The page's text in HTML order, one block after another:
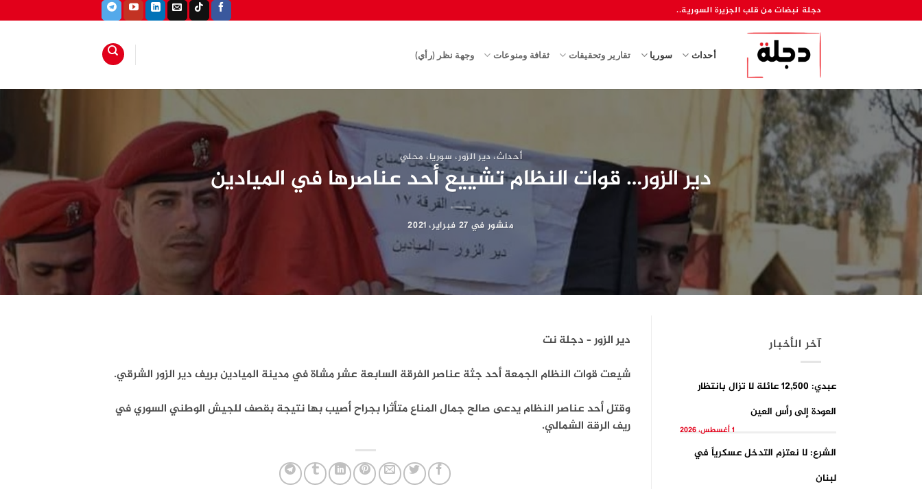
للمحتوى
دجلة نبضات من قلب الجزيرة السورية..
أحداث سوريا تقارير وتحقيقات ثقافة ومنوعات وجهة نظر (رأي)
أحداث،دير الزور، سوريا، محلي
دير الزور… قوات النظام تشييع أحد عناصرها في الميادين
منشور في 27 فبراير، 2021
آخر الأخبار
عبدي: 12,500 عائلة لا تزال بانتظار
العودة إلى رأس العين
1 أغسطس، 2026
الشرع: لا نعتزم التدخل عسكرياً في
لبنان
دير الزور – دجلة نت
شيعت قوات النظام الجمعة أحد جثة عناصر الفرقة السابعة عشر مشاة في مدينة الميادين بريف دير الزور الشرقي.
وقتل أحد عناصر النظام يدعى صالح جمال المناع متأثرا بجراح أصيب بها نتيجة بقصف للجيش الوطني السوري في
ريف الرقة الشمالي.